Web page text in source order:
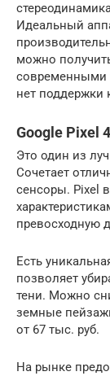
Идеальный
можно
современными
нет поддержки
Google Pixel
Это один из
Сочетает
сенсоры. Pixel
превосходную
Есть
позволяет
тени. Можно
земные
от 67 тыс. руб.
На рынке